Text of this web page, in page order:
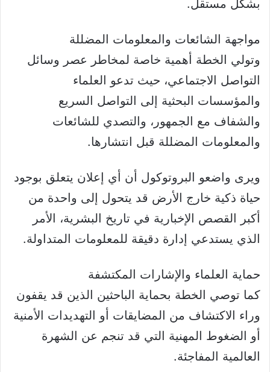
بشكل مستقل.
مواجهة الشائعات والمعلومات المضللة
وتولي الخطة أهمية خاصة لمخاطر عصر وسائل
التواصل الاجتماعي، حيث تدعو العلماء
والمؤسسات البحثية إلى التواصل السريع
والشفاف مع الجمهور، والتصدي للشائعات
والمعلومات المضللة قبل انتشارها.
ويرى واضعو البروتوكول أن أي إعلان يتعلق بوجود
حياة ذكية خارج الأرض قد يتحول إلى واحدة من
أكبر القصص الإخبارية في تاريخ البشرية، الأمر
الذي يستدعي إدارة دقيقة للمعلومات المتداولة.
حماية العلماء والإشارات المكتشفة
كما توصي الخطة بحماية الباحثين الذين قد يقفون
وراء الاكتشاف من المضايقات أو التهديدات الأمنية
أو الضغوط المهنية التي قد تنجم عن الشهرة
العالمية المفاجئة.